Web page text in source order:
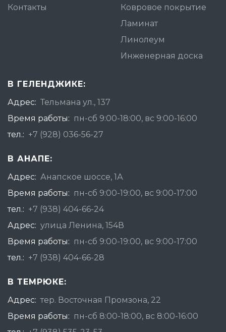
Контакты
Ковровое покрытие
Ламинат
Линолеум
Инженерная доска
В ГЕЛЕНДЖИКЕ:
Адрес: Тельмана ул., 137
Время работы: пн-сб 9:00-18:00, вс 9:00-16:00
тел.: +7 (928) 036-56-27
В АНАПЕ:
Адрес: Анапское шоссе, 1А
Время работы: пн-сб 9:00-19:00, вс 9:00-17:00
тел.: +7 (938) 404-66-24
Адрес: улица Ленина, 154В
Время работы: пн-сб 9:00-19:00, вс 9:00-17:00
тел.: +7 (938) 404-66-28
В ТЕМРЮКЕ:
Адрес: тер. Восточная Промзона, 22
Время работы: пн-сб 8:00-18:00, вс 8:00-16:00